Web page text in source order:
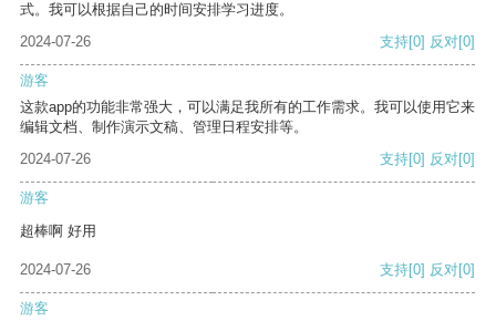
式。我可以根据自己的时间安排学习进度。
2024-07-26
支持[0] 反对[0]
游客
这款app的功能非常强大，可以满足我所有的工作需求。我可以使用它来
编辑文档、制作演示文稿、管理日程安排等。
2024-07-26
支持[0] 反对[0]
游客
超棒啊 好用
2024-07-26 支持[0] 反对[0]
游客